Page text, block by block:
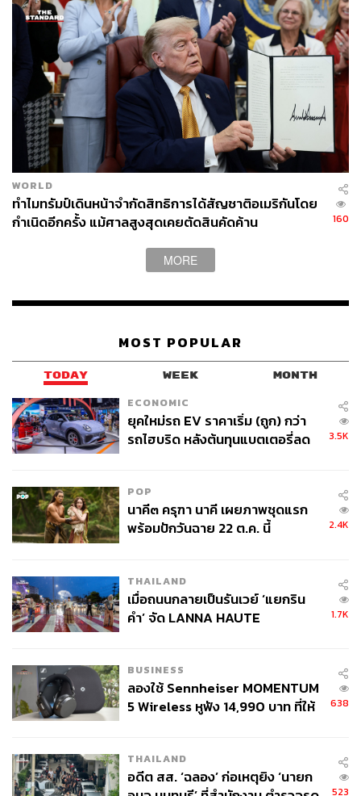
https://www.axios.com/2026/05/10/trump-iran-war-us-
peace-plan-tehran-response-inappropriate
https://www.reuters.com/world/china/trump-rejects-ira
ns-response-us-peace-proposal-unacceptable-2026-
05-11/
https://www.bbc.com/news/articles/clypgz9e5pmo
TAGS: Reuters Joe Biden Donald Trump
USA
อัยย์ลดา แซ่โค้ว
Content Creator กองบรรณาธิการข่าวต่าง
ประเทศ THE STANDARD
WORLD
ทำไมทรัมป์เดินหน้าจำกัดสิทธิการได้สัญชาติอเมริกันโดย
กำเนิดอีกครั้ง แม้ศาลสูงสุดเคยตัดสินคัดค้าน
160
MORE
MOST POPULAR
TODAY WEEK MONTH
ECONOMIC
ยุคใหม่รถ EV ราคาเริ่ม (ถูก) กว่า
รถไฮบริด หลังต้นทุนแบตเตอรี่ลด
3.5K
POP
นาคี๓ ครุฑา นาคี เผยภาพชุดแรก
พร้อมปักวันฉาย 22 ต.ค. นี้
2.4K
THAILAND
เมื่อถนนกลายเป็นรันเวย์ ‘แยกริน
คำ’ จัด LANNA HAUTE
1.7K
BUSINESS
ลองใช้ Sennheiser MOMENTUM
5 Wireless หูฟัง 14,990 บาท ที่ให้
638
THAILAND
อดีต สส. ‘ฉลอง’ ก่อเหตุยิง ‘นายก
523